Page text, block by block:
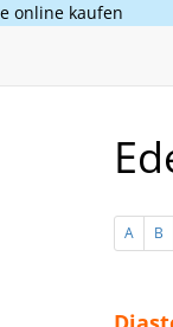
online kaufen
A B